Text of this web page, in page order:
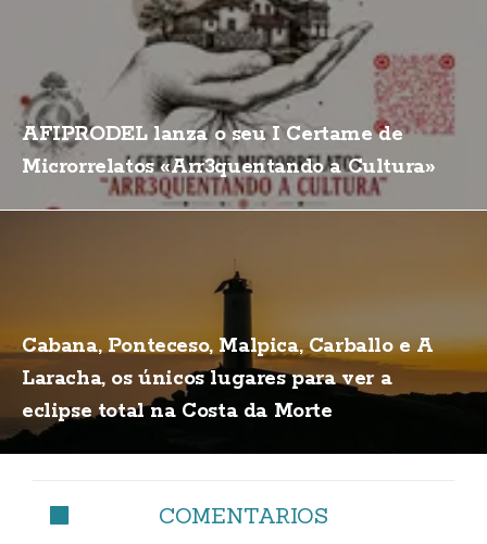
AFIPRODEL lanza o seu I Certame de
Microrrelatos «Arr3quentando a Cultura»
Cabana, Ponteceso, Malpica, Carballo e A
Laracha, os únicos lugares para ver a
eclipse total na Costa da Morte
COMENTARIOS